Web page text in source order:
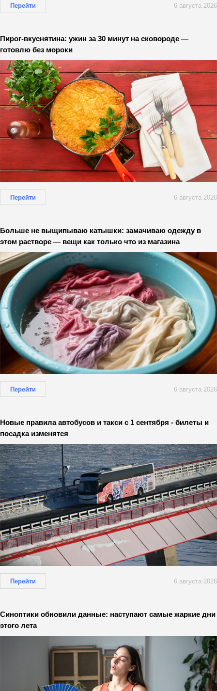
Перейти 6 августа 2026
Пирог-вкуснятина: ужин за 30 минут на сковороде —
готовлю без мороки
Перейти 6 августа 2026
Больше не выщипываю катышки: замачиваю одежду в
этом растворе — вещи как только что из магазина
Перейти 6 августа 2026
Новые правила автобусов и такси с 1 сентября - билеты и
посадка изменятся
Перейти 6 августа 2026
Синоптики обновили данные: наступают самые жаркие дни
этого лета